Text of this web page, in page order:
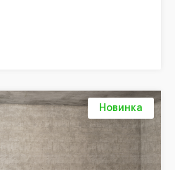
Новинка